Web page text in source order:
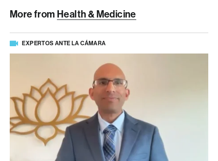
More from Health & Medicine
EXPERTOS ANTE LA CÁMARA